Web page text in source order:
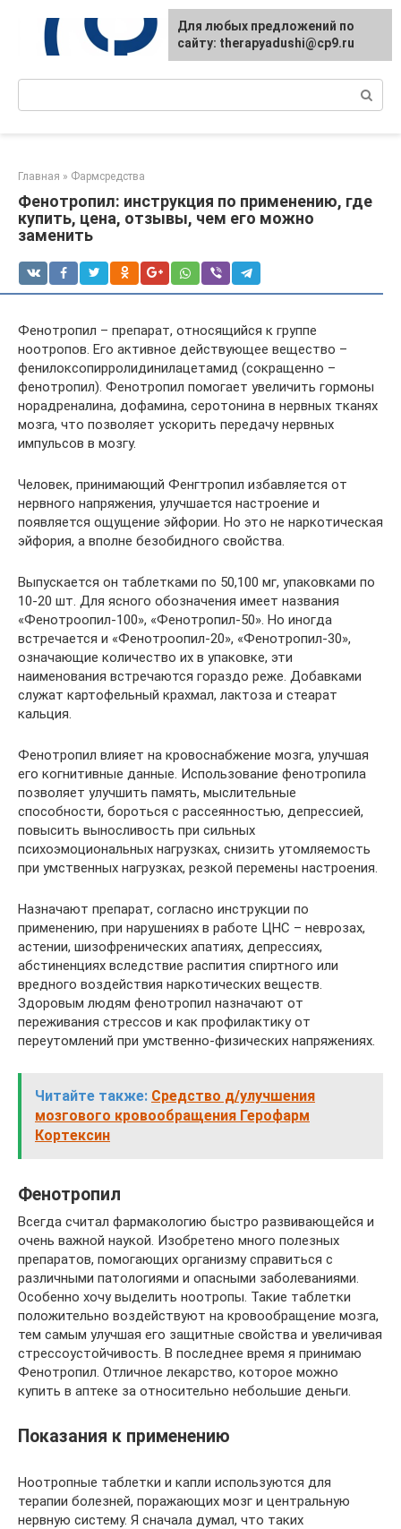
контенту
Главная » Фармсредства
Фенотропил: инструкция по применению, где
купить, цена, отзывы, чем его можно
заменить
Фенотропил – препарат, относящийся к группе
ноотропов. Его активное действующее вещество –
фенилоксопирролидинилацетамид (сокращенно –
фенотропил). Фенотропил помогает увеличить гормоны
норадреналина, дофамина, серотонина в нервных тканях
мозга, что позволяет ускорить передачу нервных
импульсов в мозгу.
Человек, принимающий Фенгтропил избавляется от
нервного напряжения, улучшается настроение и
появляется ощущение эйфории. Но это не наркотическая
эйфория, а вполне безобидного свойства.
Выпускается он таблетками по 50,100 мг, упаковками по
10-20 шт. Для ясного обозначения имеет названия
«Фенотроопил-100», «Фенотропил-50». Но иногда
встречается и «Фенотроопил-20», «Фенотропил-30»,
означающие количество их в упаковке, эти
наименования встречаются гораздо реже. Добавками
служат картофельный крахмал, лактоза и стеарат
кальция.
Фенотропил влияет на кровоснабжение мозга, улучшая
его когнитивные данные. Использование фенотропила
позволяет улучшить память, мыслительные
способности, бороться с рассеянностью, депрессией,
повысить выносливость при сильных
психоэмоциональных нагрузках, снизить утомляемость
при умственных нагрузках, резкой перемены настроения.
Назначают препарат, согласно инструкции по
применению, при нарушениях в работе ЦНС – неврозах,
астении, шизофренических апатиях, депрессиях,
абстиненциях вследствие распития спиртного или
вредного воздействия наркотических веществ.
Здоровым людям фенотропил назначают от
переживания стрессов и как профилактику от
переутомлений при умственно-физических напряжениях.
Читайте также: Средство д/улучшения
мозгового кровообращения Герофарм
Кортексин
Фенотропил
Всегда считал фармакологию быстро развивающейся и
очень важной наукой. Изобретено много полезных
препаратов, помогающих организму справиться с
различными патологиями и опасными заболеваниями.
Особенно хочу выделить ноотропы. Такие таблетки
положительно воздействуют на кровообращение мозга,
тем самым улучшая его защитные свойства и увеличивая
стрессоустойчивость. В последнее время я принимаю
Фенотропил. Отличное лекарство, которое можно
купить в аптеке за относительно небольшие деньги.
Показания к применению
Ноотропные таблетки и капли используются для
терапии болезней, поражающих мозг и центральную
нервную систему. Я сначала думал, что таких
Для любых предложений по
сайту: therapyadushi@cp9.ru